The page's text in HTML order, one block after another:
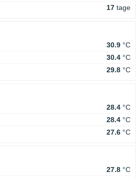
17 tage
30.9 °C
30.4 °C
29.8 °C
28.4 °C
28.4 °C
27.6 °C
27.8 °C